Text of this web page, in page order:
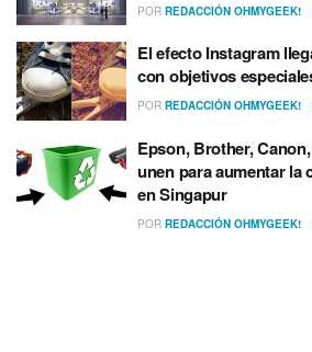
POR REDACCIÓN OHMYGEEK!
El efecto Instagram
con objetivos
POR REDACCIÓN OHMYGEEK!
Epson, Brother,
unen para aumentar la
en Singapur
POR REDACCIÓN OHMYGEEK!